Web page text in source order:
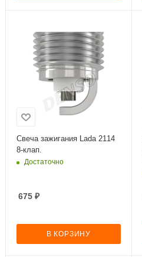
Свеча зажигания Lada 2114
8-клап.
Достаточно
675 ₽
В КОРЗИНУ